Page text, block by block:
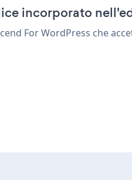
incorporato
For WordPress che